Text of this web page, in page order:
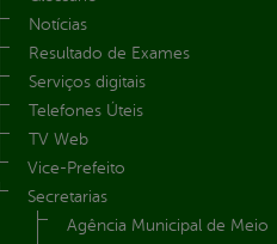
Notícias
Resultado de Exames
Serviços digitais
Telefones Úteis
TV Web
Vice-Prefeito
Secretarias
Agência Municipal de Meio